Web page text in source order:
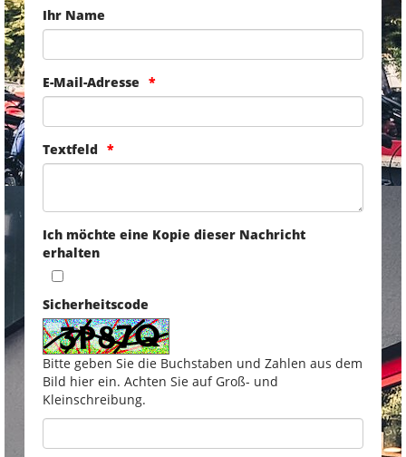
Ihr Name
E-Mail-Adresse
Textfeld
Ich möchte eine Kopie dieser Nachricht
erhalten
Sicherheitscode
Bitte geben Sie die Buchstaben und Zahlen aus dem
Bild hier ein. Achten Sie auf Groß- und
Kleinschreibung.